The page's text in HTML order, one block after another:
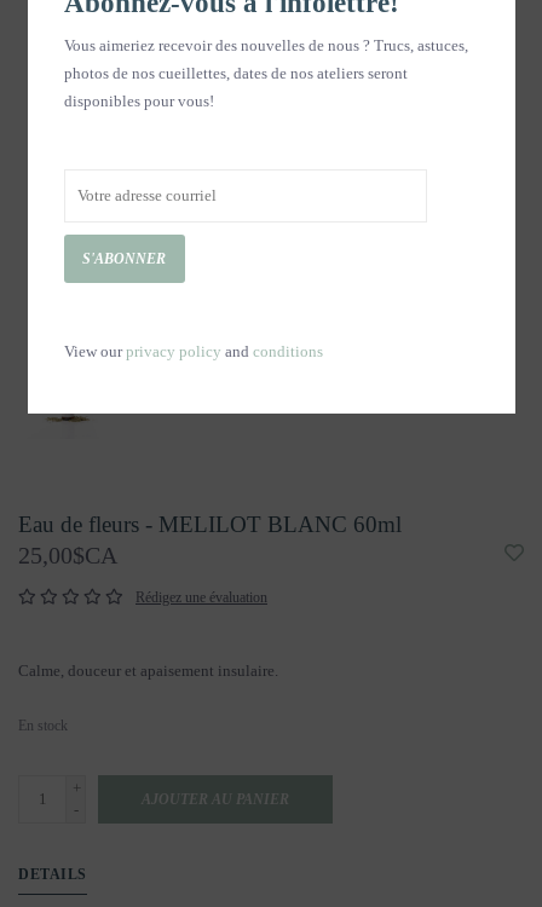
Eau de fleurs - MELILOT BLANC 60ml
25,00$CA
Rédigez une évaluation
Calme, douceur et apaisement insulaire.
En stock
+
-
AJOUTER AU PANIER
DETAILS
Vous aimeriez recevoir des nouvelles de nous ? Trucs, astuces,
photos de nos cueillettes, dates de nos ateliers seront
disponibles pour vous!
S'ABONNER
View ourprivacy policy and conditions